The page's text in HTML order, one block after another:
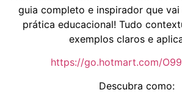
guia completo e inspirador que
prática educacional! Tudo
exemplos claros e
https://go.hotmart.com/
Descubra como: